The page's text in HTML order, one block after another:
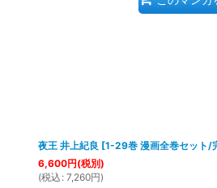
夜王 井上紀良 [1-29巻 漫画全巻セット/
6,600円(税別)
(税込 : 7,260円)